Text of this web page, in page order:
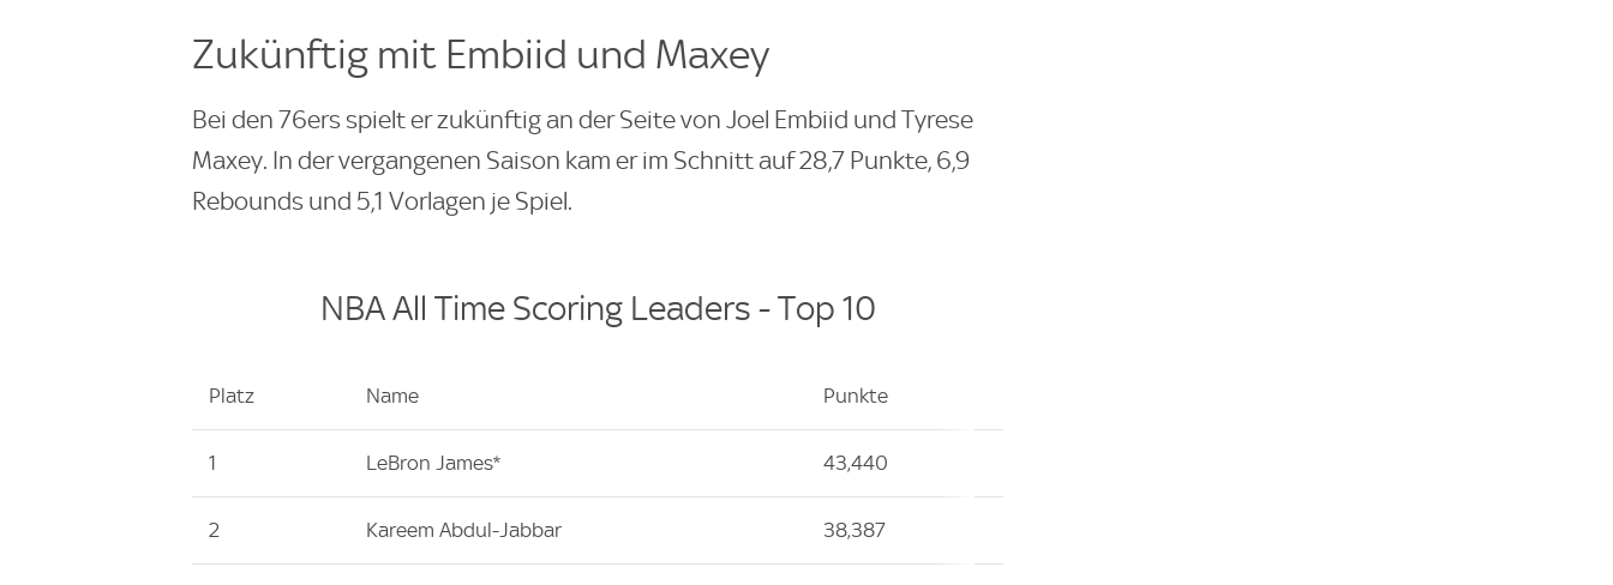
Zukünftig mit Embiid und Maxey
Bei den 76ers spielt er zukünftig an der Seite von Joel Embiid und Tyrese
Maxey. In der vergangenen Saison kam er im Schnitt auf 28,7 Punkte, 6,9
Rebounds und 5,1 Vorlagen je Spiel.
NBA All Time Scoring Leaders - Top 10
Platz Name Punkte
1 LeBron James* 43,440
2 Kareem Abdul-Jabbar 38,387